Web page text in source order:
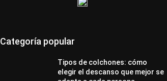
Categoría popular
Tipos de colchones: cómo
elegir el descanso que mejor se